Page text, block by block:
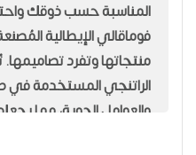
المناسبة حسب ذوقك
فوماقالي الإيطالية
منتجاتها وتفرد
الراتنجي المستخدمة في
والعوامل الجوية، مما